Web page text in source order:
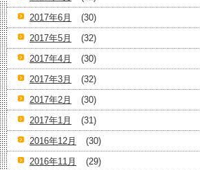
2017年6月
(30)
2017年5月
(32)
2017年4月
(30)
2017年3月
(32)
2017年2月
(30)
2017年1月
(31)
2016年12月
(30)
2016年11月
(29)